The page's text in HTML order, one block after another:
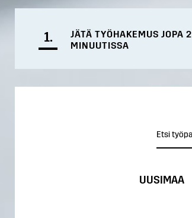
1.
JÄTÄ TYÖHAKEMUS JOPA 2
MINUUTISSA
UUSIMAA